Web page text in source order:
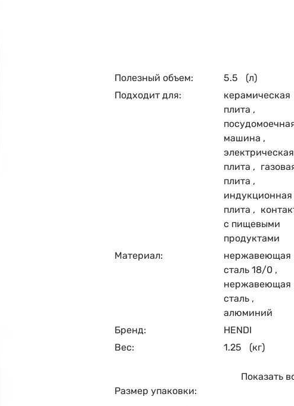
Полезный объем: 5.5
(л)
Подходит для:
керамическая
плита ,
машина ,
электрическая
плита ,
плита ,
индукционная
плита ,
с пищевыми
продуктами
Материал:
нержавеющая
сталь 18/0 ,
нержавеющая
сталь ,
алюминий
Бренд:
HENDI
Вес:
1.25 (кг)
Показать
Размер упаковки: